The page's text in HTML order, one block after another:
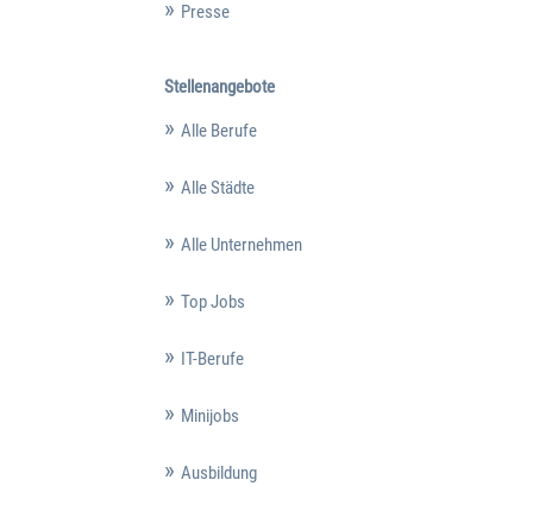
Presse
Stellenangebote
Alle Berufe
Alle Städte
Alle Unternehmen
Top Jobs
IT-Berufe
Minijobs
Ausbildung